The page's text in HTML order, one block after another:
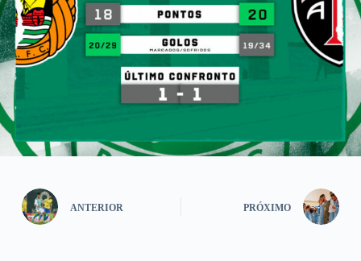
ANTERIOR PRÓXIMO